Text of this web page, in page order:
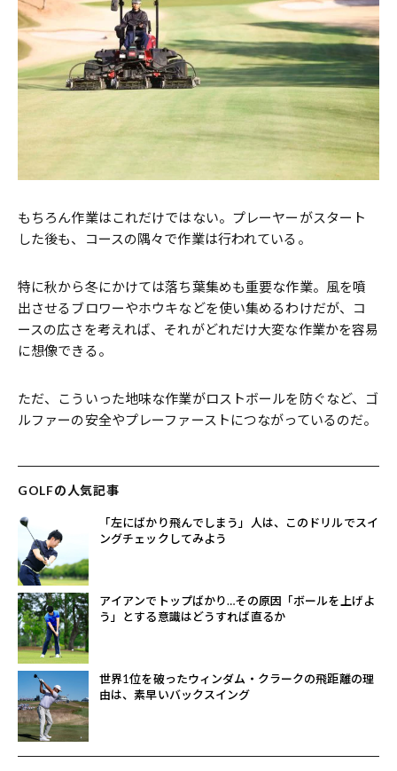
もちろん作業はこれだけではない。プレーヤーがスタート
した後も、コースの隅々で作業は行われている。
特に秋から冬にかけては落ち葉集めも重要な作業。風を噴
出させるブロワーやホウキなどを使い集めるわけだが、コ
ースの広さを考えれば、それがどれだけ大変な作業かを容易
に想像できる。
ただ、こういった地味な作業がロストボールを防ぐなど、ゴ
ルファーの安全やプレーファーストにつながっているのだ。
GOLFの人気記事
「左にばかり飛んでしまう」人は、このドリルでスイ
ングチェックしてみよう
アイアンでトップばかり…その原因「ボールを上げよ
う」とする意識はどうすれば直るか
世界1位を破ったウィンダム・クラークの飛距離の理
由は、素早いバックスイング